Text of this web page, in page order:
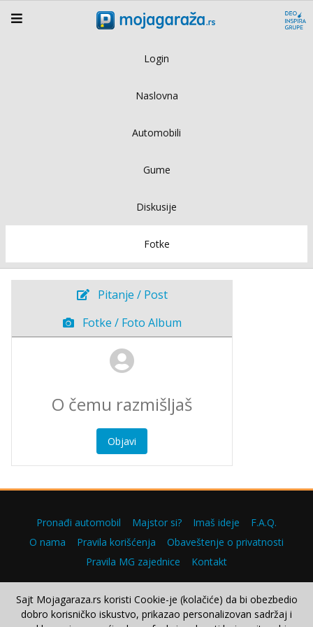
Login
Naslovna
Automobili
Gume
Diskusije
Fotke
Pitanje / Post
Fotke / Foto Album
Objavi
Pronađi automobil Majstor si? Imaš ideje
F.A.Q.
O nama
Pravila korišćenja
Obaveštenje o privatnosti
Pravila MG zajednice
Kontakt
Copyright © 2000–2026.
Sajt Mojagaraza.rs koristi Cookie-je (kolačiće) da bi obezbedio
dobro korisničko iskustvo, prikazao personalizovan sadržaj i